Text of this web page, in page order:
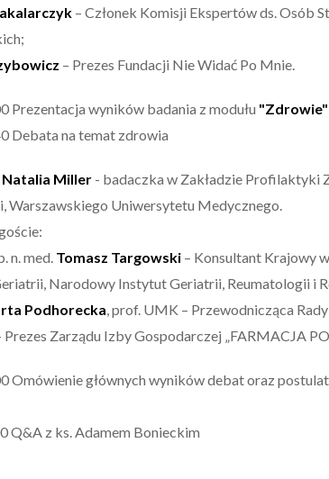
– Członek Komisji Ekspertów ds. Osób
– Prezes Fundacji Nie Widać Po Mnie.
Prezentacja wyników badania z modułu "Zdrowie"
Debata na temat zdrowia
Natalia Miller - badaczka w Zakładzie Profilaktyki
Warszawskiego Uniwersytetu Medycznego.
n. med. Tomasz Targowski – Konsultant Krajowy
Narodowy Instytut Geriatrii, Reumatologii i
Podhorecka , prof. UMK – Przewodnicząca
Prezes Zarządu Izby Gospodarczej „FARMACJA
Omówienie głównych wyników debat oraz
Q&A z ks. Adamem Bonieckim